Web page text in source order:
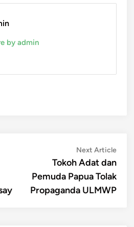
by admin
Next ArticleNext
Tokoh Adat dan
Pemuda Papua Tolak
Propaganda ULMWP